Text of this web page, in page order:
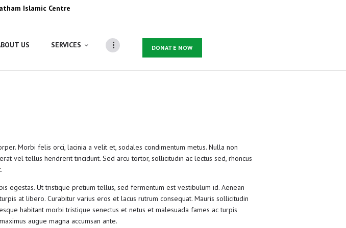
Islamic Centre
US SERVICES DONATE NOW
Morbi felis orci, lacinia a velit et, sodales condimentum metus. Nulla non
vel tellus hendrerit tincidunt. Sed arcu tortor, sollicitudin ac lectus sed, rhoncus
egestas. Ut tristique pretium tellus, sed fermentum est vestibulum id. Aenean
at libero. Curabitur varius eros et lacus rutrum consequat. Mauris sollicitudin
habitant morbi tristique senectus et netus et malesuada fames ac turpis
augue magna accumsan ante.